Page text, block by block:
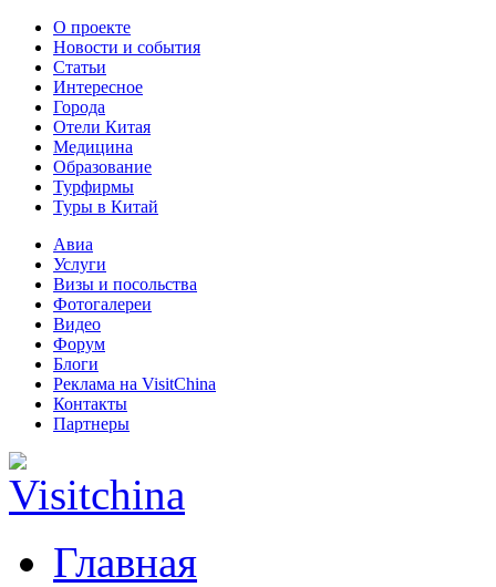
О проекте
Новости и события
Статьи
Интересное
Города
Отели Китая
Медицина
Образование
Турфирмы
Туры в Китай
Авиа
Услуги
Визы и посольства
Фотогалереи
Видео
Форум
Блоги
Реклама на VisitChina
Контакты
Партнеры
Главная